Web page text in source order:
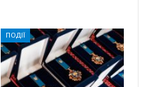
ПОДІЇ